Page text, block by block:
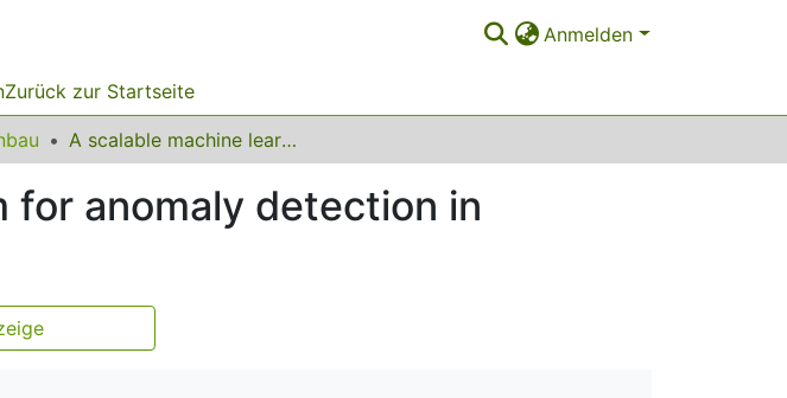
Anmelden
Zurück zur Startseite
A scalable machine learning system for anomaly detection in manufacturing
for anomaly detection in